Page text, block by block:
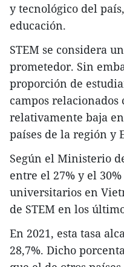
y tecnológico del
educación.
STEM se considera
prometedor. Sin
proporción de
campos relacionados
relativamente baja
países de la región y
Según el Ministerio
entre el 27% y el
universitarios en
de STEM en los
En 2021, esta tasa
28,7%. Dicho